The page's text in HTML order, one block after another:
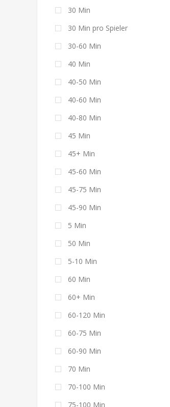
30 Min
30 Min pro Spieler
30-60 Min
40 Min
40-50 Min
40-60 Min
40-80 Min
45 Min
45+ Min
45-60 Min
45-75 Min
45-90 Min
5 Min
50 Min
5-10 Min
60 Min
60+ Min
60-120 Min
60-75 Min
60-90 Min
70 Min
70-100 Min
75-100 Min